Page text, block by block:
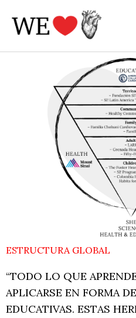
ESTRUCTURA GLOBAL
“TODO LO QUE
APLICARSE EN FORMA
EDUCATIVAS. ESTAS